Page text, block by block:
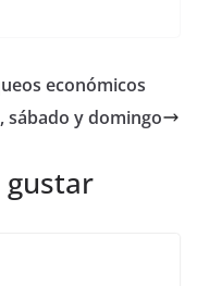
gr
a
p
ar
económicos
sábado y domingo
gustar